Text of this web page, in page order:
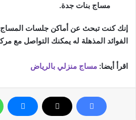
مساج بنات جدة.
إنك كنت تبحث عن أماكن جلسات
الفوائد المذهلة له يمكنك التواصل مع
اقرأ أيضا: مساج منزلي بالرياض